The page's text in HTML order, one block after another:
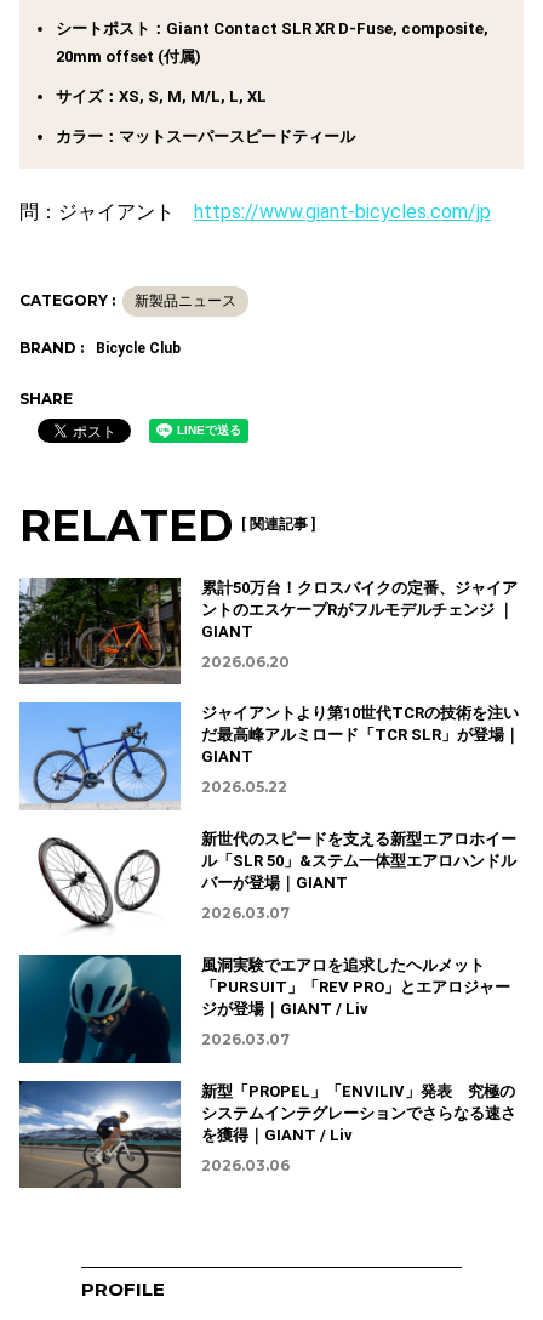
シートポスト：Giant Contact SLR XR D-Fuse, composite,
20mm offset (付属)
サイズ：XS, S, M, M/L, L, XL
カラー：マットスーパースピードティール
問：ジャイアント https://www.giant-bicycles.com/jp
CATEGORY : 新製品ニュース
BRAND : Bicycle Club
SHARE
RELATED [ 関連記事 ]
累計50万台！クロスバイクの定番、ジャイア
ントのエスケープRがフルモデルチェンジ ｜
GIANT
2026.06.20
ジャイアントより第10世代TCRの技術を注い
だ最高峰アルミロード「TCR SLR」が登場｜
GIANT
2026.05.22
新世代のスピードを支える新型エアロホイー
ル「SLR 50」&ステム一体型エアロハンドル
バーが登場｜GIANT
2026.03.07
風洞実験でエアロを追求したヘルメット
「PURSUIT」「REV PRO」とエアロジャー
ジが登場｜GIANT / Liv
2026.03.07
新型「PROPEL」「ENVILIV」発表 究極の
システムインテグレーションでさらなる速さ
を獲得｜GIANT / Liv
2026.03.06
PROFILE